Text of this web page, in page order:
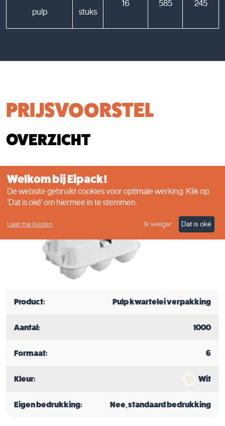
pulp stuks
16 585 245
PRIJSVOORSTEL
OVERZICHT
Product: Pulp kwartelei verpakking
Aantal: 1000
Formaat: 6
Kleur: Wit
Eigen bedrukking: Nee, standaard bedrukking
Welkom bij Eipack!
De website gebruikt cookies voor optimale werking. Klik op
'Dat is oké' om hiermee in te stemmen.
Laat me kiezen Ik weiger Dat is oké